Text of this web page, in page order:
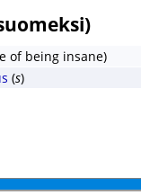
of being insane)
(s)